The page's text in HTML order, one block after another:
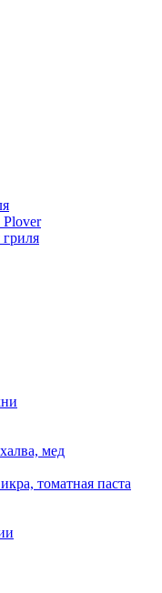
Plover
мед
томатная паста